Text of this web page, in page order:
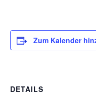
Zum Kalender
DETAILS